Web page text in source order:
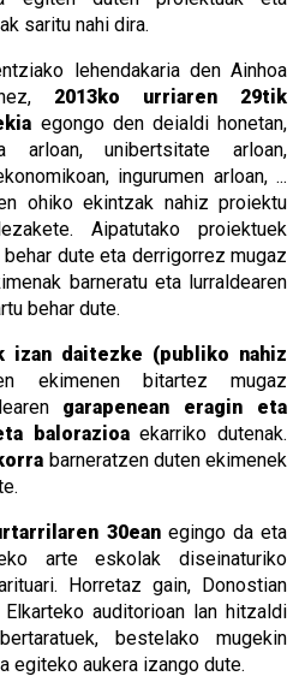
saritu nahi dira.
lehendakaria den Ainhoa
2013ko urriaren 29tik
egongo den deialdi honetan,
arloan, unibertsitate arloan,
ingurumen arloan, ...
ohiko ekintzak nahiz proiektu
Aipatutako proiektuek
dute eta derrigorrez mugaz
barneratu eta lurraldearen
behar dute.
izan daitezke (publiko nahiz
ekimenen bitartez mugaz
garapenean eragin eta
balorazioaekarriko dutenak.
barneratzen duten ekimenek
30eanegingo da eta
arte eskolak diseinaturiko
Horretaz gain, Donostian
auditorioan lan hitzaldi
bestelako mugekin
egiteko aukera izango dute.